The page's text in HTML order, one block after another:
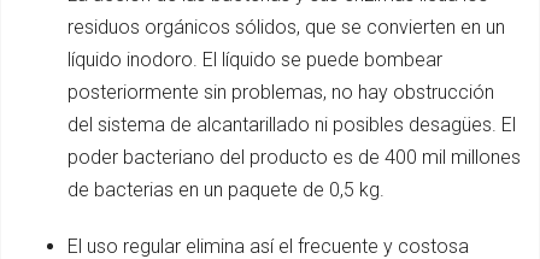
residuos orgánicos sólidos, que se convierten en un
líquido inodoro. El líquido se puede bombear
posteriormente sin problemas, no hay obstrucción
del sistema de alcantarillado ni posibles desagües. El
poder bacteriano del producto es de 400 mil millones
de bacterias en un paquete de 0,5 kg.
El uso regular elimina así el frecuente y costosa